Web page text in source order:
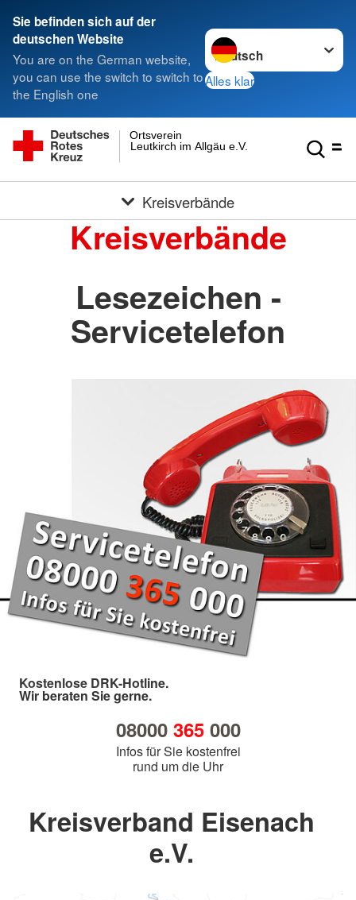
Sie befinden sich auf der
deutschen Website
You are on the German website,
you can use the switch to switch to
the English one
Sprache wechseln zu
Alles klar
Leutkirch im Allgäu e.V.
Ortsverein
Kreisverbände
Kreisverbände
Lesezeichen -
Servicetelefon
Kostenlose DRK-Hotline.
Wir beraten Sie gerne.
08000 365000
Infos für Sie kostenfrei
rund um die Uhr
Kreisverband Eisenach
e.V.